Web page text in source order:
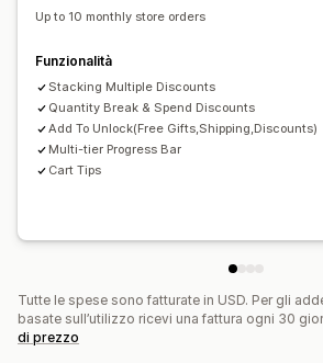
Up to 10 monthly store orders
Funzionalità
Stacking Multiple Discounts
Quantity Break & Spend Discounts
Add To Unlock(Free Gifts,Shipping,Discounts)
Multi-tier Progress Bar
Cart Tips
Tutte le spese sono fatturate in USD. Per gli
basate sull’utilizzo ricevi una fattura ogni 30
di prezzo